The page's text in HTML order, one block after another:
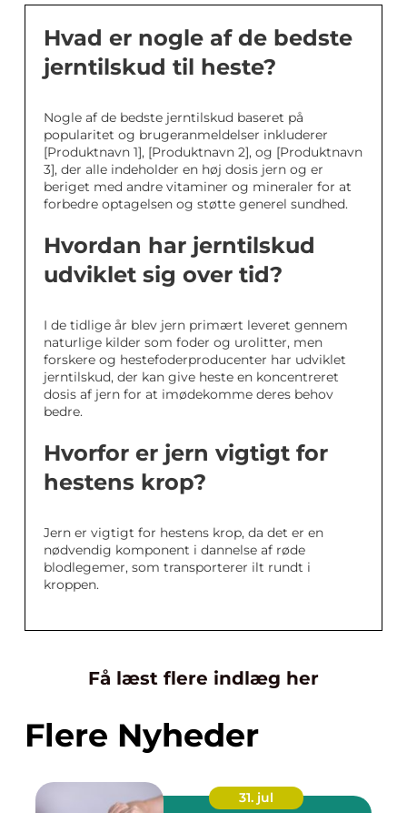
Hvad er nogle af de bedste
jerntilskud til heste?
Nogle af de bedste jerntilskud baseret på
popularitet og brugeranmeldelser inkluderer
[Produktnavn 1], [Produktnavn 2], og [Produktnavn
3], der alle indeholder en høj dosis jern og er
beriget med andre vitaminer og mineraler for at
forbedre optagelsen og støtte generel sundhed.
Hvordan har jerntilskud
udviklet sig over tid?
I de tidlige år blev jern primært leveret gennem
naturlige kilder som foder og urolitter, men
forskere og hestefoderproducenter har udviklet
jerntilskud, der kan give heste en koncentreret
dosis af jern for at imødekomme deres behov
bedre.
Hvorfor er jern vigtigt for
hestens krop?
Jern er vigtigt for hestens krop, da det er en
nødvendig komponent i dannelse af røde
blodlegemer, som transporterer ilt rundt i
kroppen.
Få læst flere indlæg her
Flere Nyheder
31. jul